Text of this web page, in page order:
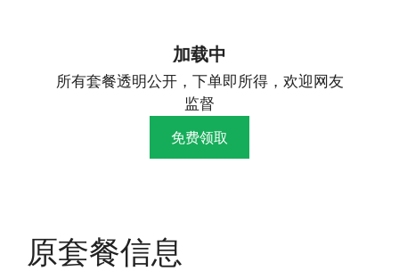
加载中
所有套餐透明公开，下单即所得，欢迎网友
监督
免费领取
原套餐信息